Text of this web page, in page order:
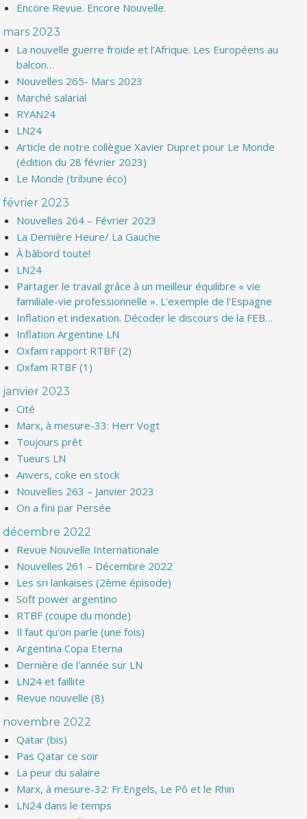
Encore Revue. Encore Nouvelle.
mars 2023
La nouvelle guerre froide et l’Afrique. Les Européens au
balcon…
Nouvelles 265- Mars 2023
Marché salarial
RYAN24
LN24
Article de notre collègue Xavier Dupret pour Le Monde
(édition du 28 février 2023)
Le Monde (tribune éco)
février 2023
Nouvelles 264 – Février 2023
La Dernière Heure/ La Gauche
À bâbord toute!
LN24
Partager le travail grâce à un meilleur équilibre « vie
familiale-vie professionnelle ». L'exemple de l'Espagne
Inflation et indexation. Décoder le discours de la FEB…
Inflation Argentine LN
Oxfam rapport RTBF (2)
Oxfam RTBF (1)
janvier 2023
Cité
Marx, à mesure-33: Herr Vogt
Toujours prêt
Tueurs LN
Anvers, coke en stock
Nouvelles 263 – Janvier 2023
On a fini par Persée
décembre 2022
Revue Nouvelle Internationale
Nouvelles 261 – Décembre 2022
Les sri lankaises (2ème épisode)
Soft power argentino
RTBF (coupe du monde)
Il faut qu'on parle (une fois)
Argentina Copa Eterna
Dernière de l'année sur LN
LN24 et faillite
Revue nouvelle (8)
novembre 2022
Qatar (bis)
Pas Qatar ce soir
La peur du salaire
Marx, à mesure-32: Fr.Engels, Le Pô et le Rhin
LN24 dans le temps